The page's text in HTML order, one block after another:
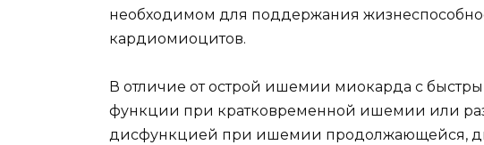
необходимом для поддержания
кардиомиоцитов.
В отличие от острой ишемии миокарда с
функции при кратковременной ишемии или
дисфункцией при ишемии продолжающейся,